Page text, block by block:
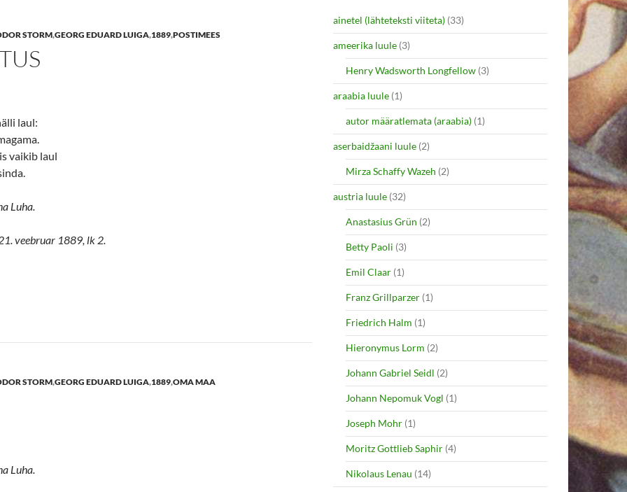
STORM,GEORG EDUARD LUIGA,1889,POSTIMEES
laul:
vaikib laul
Luha.
veebruar 1889, lk 2.
STORM,GEORG EDUARD LUIGA,1889,OMA MAA
Luha.
ainetel (lähteteksti viiteta) (33)
ameerika luule (3)
Henry Wadsworth Longfellow (3)
araabia luule (1)
autor määratlemata (araabia) (1)
aserbaidžaani luule (2)
Mirza Schaffy Wazeh (2)
austria luule (32)
Anastasius Grün (2)
Betty Paoli (3)
Emil Claar (1)
Franz Grillparzer (1)
Friedrich Halm (1)
Hieronymus Lorm (2)
Johann Gabriel Seidl (2)
Johann Nepomuk Vogl (1)
Joseph Mohr (1)
Moritz Gottlieb Saphir (4)
Nikolaus Lenau (14)